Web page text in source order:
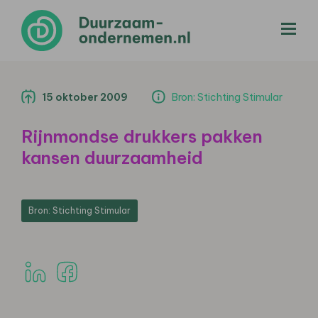
15 oktober 2009 Bron: Stichting Stimular
Rijnmondse drukkers pakken
kansen duurzaamheid
Bron: Stichting Stimular